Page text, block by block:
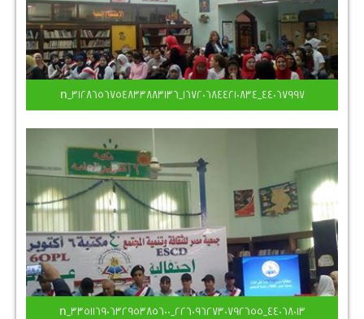
44067997_167206844210834_3128656754833883136_n
44068013_2260962730792655_3351169063295385600_n